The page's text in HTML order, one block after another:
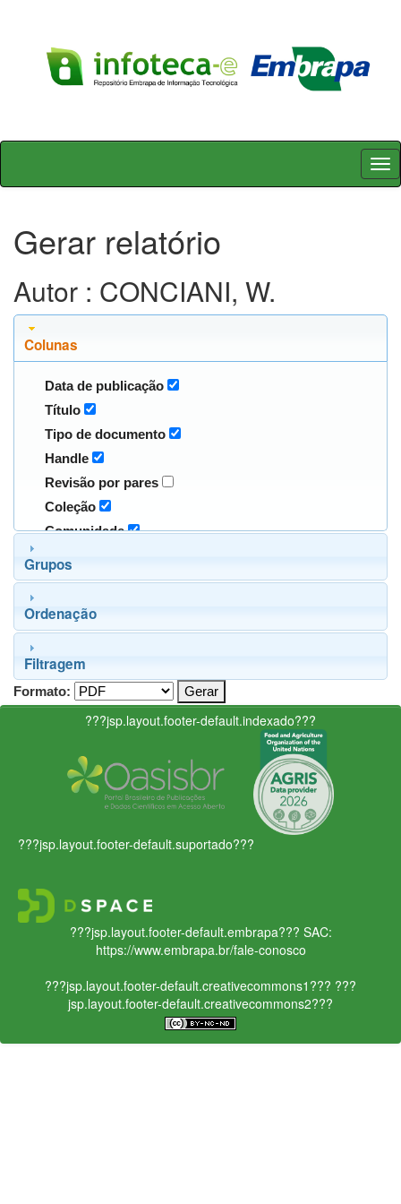
Skip
Gerar relatório
Autor : CONCIANI, W.
Colunas
Data de publicação
Título
Tipo de documento
Handle
Revisão por pares
Coleção
Comunidade
Grupos
Ordenação
Filtragem
Formato:
???jsp.layout.footer-default.indexado???
???jsp.layout.footer-default.suportado???
???jsp.layout.footer-default.embrapa??? SAC:
https://www.embrapa.br/fale-conosco
???jsp.layout.footer-default.creativecommons1??? ???
jsp.layout.footer-default.creativecommons2???